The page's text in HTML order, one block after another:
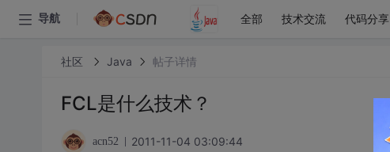
导航 全部 技术交流 代码分享
社区 Java 帖子详情
FCL是什么技术？
acn52 2011-11-04 03:09:44